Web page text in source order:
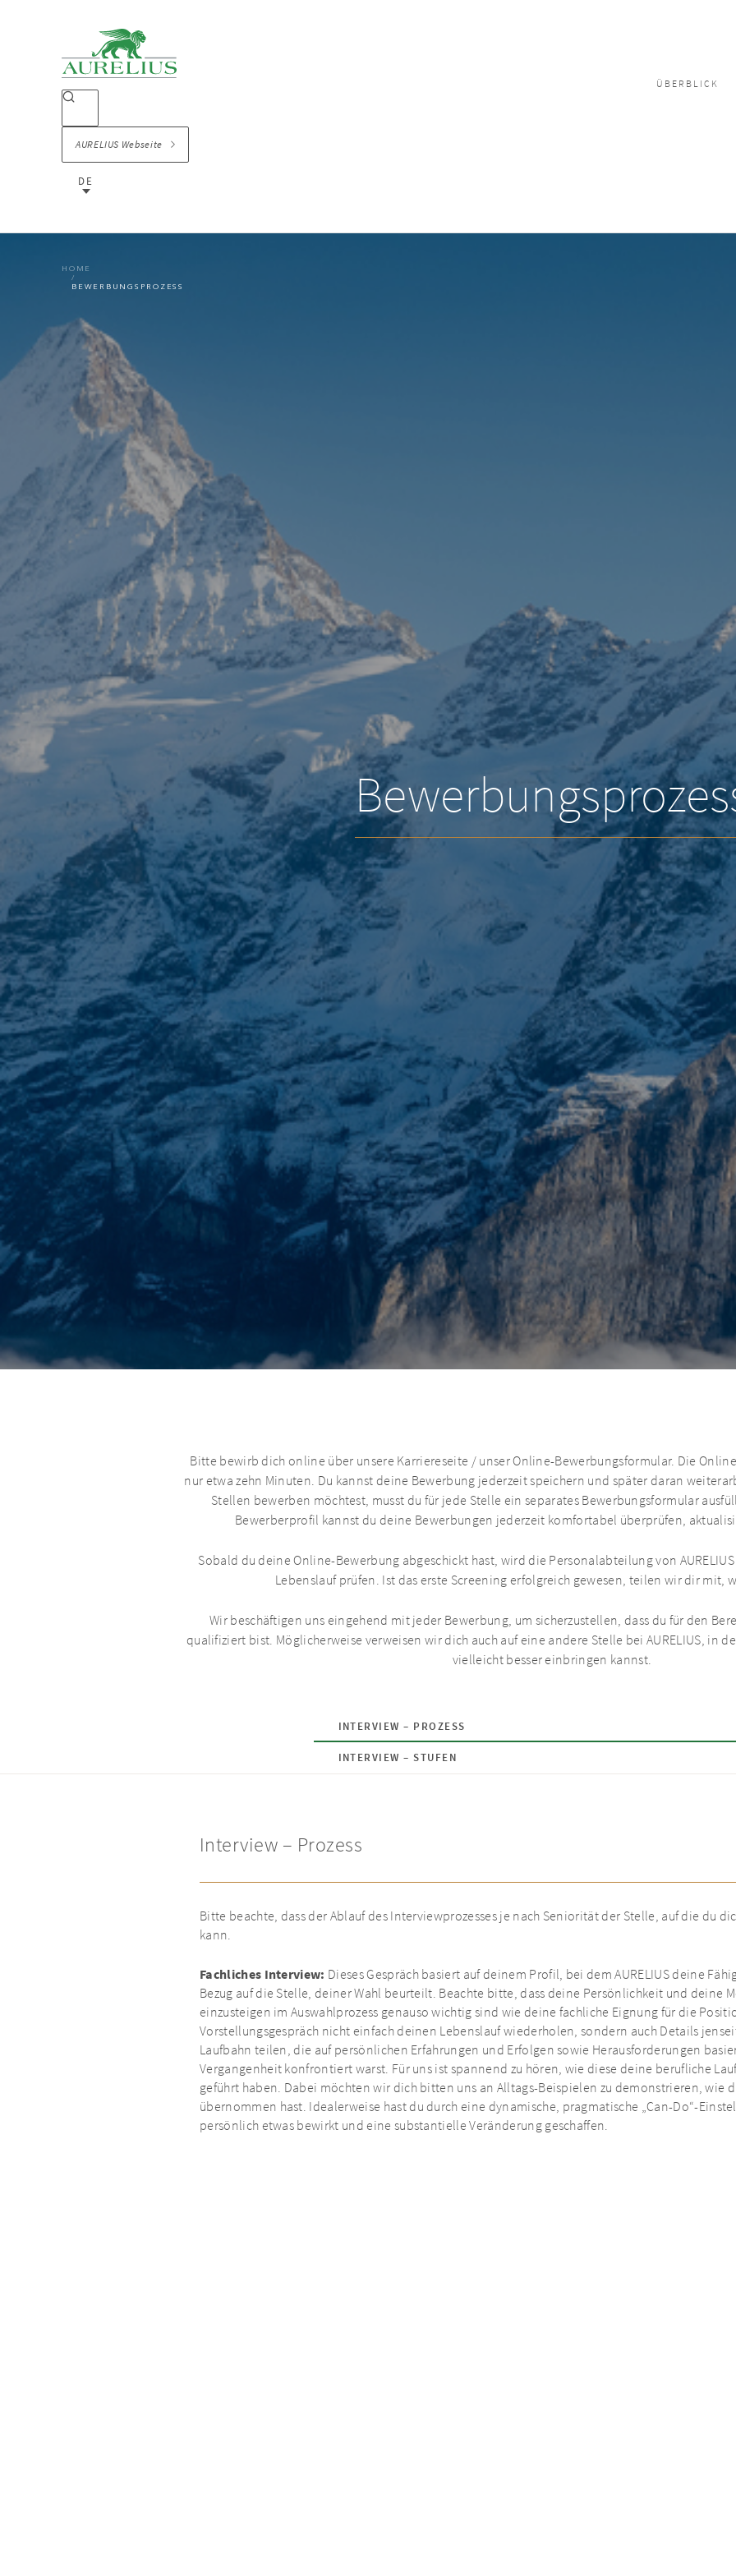
ÜBERBLICK
AURELIUS Webseite
DE
HOME
BEWERBUNGSPROZESS
Bitte bewirb dich online über unsere Karriereseite / unser Online-Bewerbungsformular. Die
nur etwa zehn Minuten. Du kannst deine Bewerbung jederzeit speichern und später daran
Stellen bewerben möchtest, musst du für jede Stelle ein separates Bewerbungsformular
Bewerberprofil kannst du deine Bewerbungen jederzeit komfortabel überprüfen,
Sobald du deine Online-Bewerbung abgeschickt hast, wird die Personalabteilung von
Lebenslauf prüfen. Ist das erste Screening erfolgreich gewesen, teilen wir dir mit,
Wir beschäftigen uns eingehend mit jeder Bewerbung, um sicherzustellen, dass du für den
qualifiziert bist. Möglicherweise verweisen wir dich auch auf eine andere Stelle bei AURELIUS, in
vielleicht besser einbringen kannst.
INTERVIEW – PROZESS
INTERVIEW – STUFEN
Interview – Prozess
Bitte beachte, dass der Ablauf des Interviewprozesses je nach Seniorität der Stelle, auf die du
kann.
Fachliches Interview: Dieses Gespräch basiert auf deinem Profil, bei dem AURELIUS deine
Bezug auf die Stelle, deiner Wahl beurteilt. Beachte bitte, dass deine Persönlichkeit und deine
einzusteigen im Auswahlprozess genauso wichtig sind wie deine fachliche Eignung für die
Vorstellungsgespräch nicht einfach deinen Lebenslauf wiederholen, sondern auch Details
Laufbahn teilen, die auf persönlichen Erfahrungen und Erfolgen sowie Herausforderungen
Vergangenheit konfrontiert warst. Für uns ist spannend zu hören, wie diese deine berufliche
geführt haben. Dabei möchten wir dich bitten uns an Alltags-Beispielen zu demonstrieren, wie
übernommen hast. Idealerweise hast du durch eine dynamische, pragmatische „Can-Do“-
persönlich etwas bewirkt und eine substantielle Veränderung geschaffen.